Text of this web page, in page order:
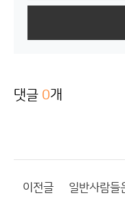
댓글 0개
이전글 일반사람들